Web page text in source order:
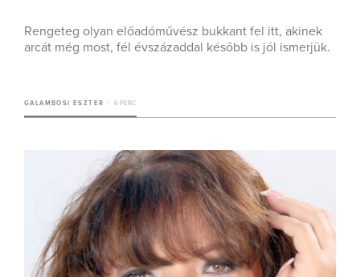
Rengeteg olyan előadóművész bukkant fel itt, akinek
arcát még most, fél évszázaddal később is jól ismerjük.
GALAMBOSI ESZTER 6 PERC